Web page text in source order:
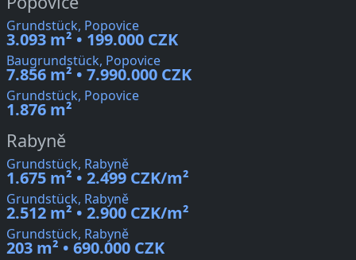
Grundstück, Popovice
3.093 m² • 199.000 CZK
Baugrundstück, Popovice
7.856 m² • 7.990.000 CZK
Grundstück, Popovice
1.876 m²
Rabyně
Grundstück, Rabyně
1.675 m² • 2.499 CZK/m²
Grundstück, Rabyně
2.512 m² • 2.900 CZK/m²
Grundstück, Rabyně
203 m² • 690.000 CZK